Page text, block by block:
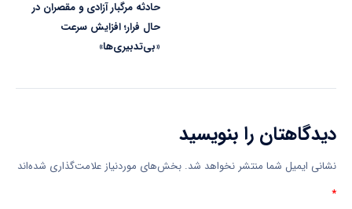
حادثه مرگبار آزادی و مقصران در
حال فرار؛ افزایش سرعت
«بی‌تدبیری‌ها»
دیدگاهتان را بنویسید
نشانی ایمیل شما منتشر نخواهد شد. بخش‌های موردنیاز علامت‌گذاری شده‌اند
*